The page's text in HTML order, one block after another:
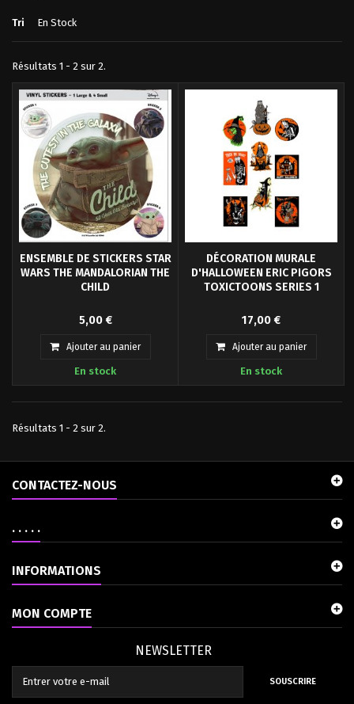
Tri En Stock
Résultats 1 - 2 sur 2.
ENSEMBLE DE STICKERS STAR
WARS THE MANDALORIAN THE
CHILD
Coller votre lot de 5 stickers
vinyle de Bébé Yoda de Star
Wars.
5,00 €
Ajouter au panier
En stock
DÉCORATION MURALE
D'HALLOWEEN ERIC PIGORS
TOXICTOONS SERIES 1
Trick or Treat Studios et Eric
Pigors sont fiers de présenter la
collection officielle de
série 1. Cette incroyable
collection de décorations
murales comprend neuf motifs
17,00 €
Ajouter au panier
En stock
Résultats 1 - 2 sur 2.
CONTACTEZ-NOUS
. . . . .
INFORMATIONS
MON COMPTE
NEWSLETTER
SOUSCRIRE